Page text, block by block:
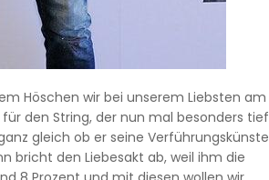
Höschen wir bei unserem Liebsten am
den String, der nun mal besonders tief
gleich ob er seine Verführungskünste
bricht den Liebesakt ab, weil ihm die